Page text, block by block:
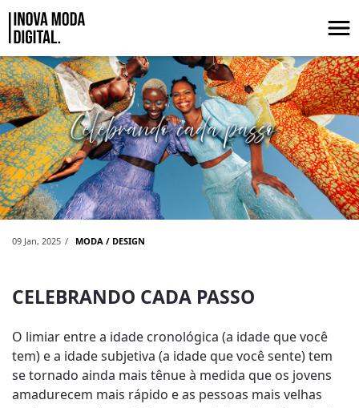
Skip to Main Content
Celebrando Cada Passo
09 Jan, 2025 MODA / DESIGN
CELEBRANDO CADA PASSO
O limiar entre a idade cronológica (a idade que você
tem) e a idade subjetiva (a idade que você sente) tem
se tornado ainda mais tênue à medida que os jovens
amadurecem mais rápido e as pessoas mais velhas